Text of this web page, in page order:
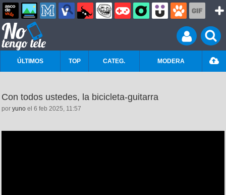
ÚLTIMOS TOP CATEG. MODERA
Con todos ustedes, la bicicleta-guitarra
por yuno el 6 feb 2025, 11:57